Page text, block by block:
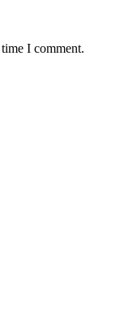
I comment.